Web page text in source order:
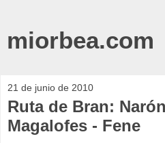
miorbea.com
21 de junio de 2010
Ruta de Bran:
Magalofes - Fene